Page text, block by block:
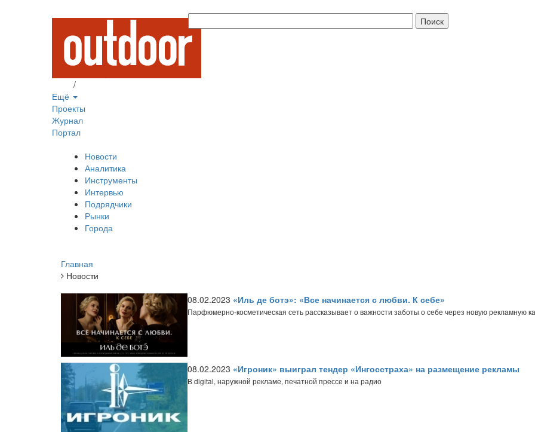
/
Ещё
Проекты
Журнал
Портал
Новости
Аналитика
Инструменты
Интервью
Подрядчики
Рынки
Города
Главная
Новости
08.02.2023 «Иль де ботэ»: «Все начинается с любви. К себе»
Парфюмерно-косметическая сеть рассказывает о важности заботы о себе через новую рекламную
08.02.2023 «Игроник» выиграл тендер «Ингосстраха» на размещение рекламы
В digital, наружной рекламе, печатной прессе и на радио